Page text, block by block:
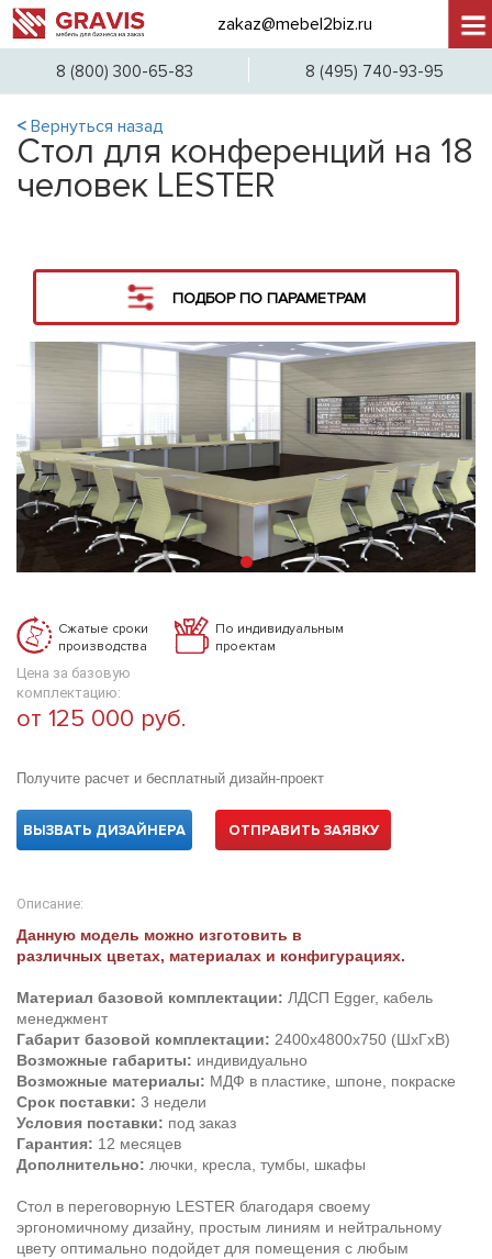
+7
zakaz@mebel2biz.ru
8 (800) 300-65-83 8 (495) 740-93-95
< Вернуться назад
Стол для конференций на 18
человек LESTER
ПОДБОР ПО ПАРАМЕТРАМ
Сжатые сроки
производства
По индивидуальным
проектам
Цена за базовую
комплектацию:
от 125 000 руб.
Получите расчет и бесплатный дизайн-проект
ВЫЗВАТЬ ДИЗАЙНЕРА ОТПРАВИТЬ ЗАЯВКУ
Описание:
Данную модель можно изготовить в
различных цветах, материалах и конфигурациях.
Материал базовой комплектации: ЛДСП Egger, кабель
менеджмент
Габарит базовой комплектации: 2400х4800х750 (ШхГхВ)
Возможные габариты: индивидуально
Возможные материалы: МДФ в пластике, шпоне, покраске
Срок поставки: 3 недели
Условия поставки: под заказ
Гарантия: 12 месяцев
Дополнительно: лючки, кресла, тумбы, шкафы
Стол в переговорную LESTER благодаря своему
эргономичному дизайну, простым линиям и нейтральному
цвету оптимально подойдет для помещения с любым